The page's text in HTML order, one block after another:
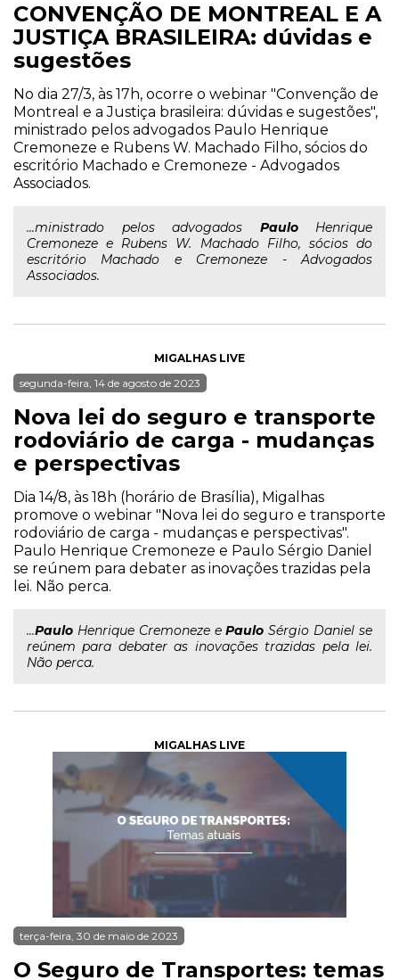
CONVENÇÃO DE MONTREAL E A
JUSTIÇA BRASILEIRA: dúvidas e
sugestões
No dia 27/3, às 17h, ocorre o webinar "Convenção de
Montreal e a Justiça brasileira: dúvidas e sugestões",
ministrado pelos advogados Paulo Henrique
Cremoneze e Rubens W. Machado Filho, sócios do
escritório Machado e Cremoneze - Advogados
Associados.
...ministrado pelos advogados PauloHenrique
Cremoneze e Rubens W. Machado Filho, sócios do
escritório Machado e Cremoneze - Advogados
Associados.
MIGALHAS LIVE
segunda-feira, 14 de agosto de 2023
Nova lei do seguro e transporte
rodoviário de carga - mudanças
e perspectivas
Dia 14/8, às 18h (horário de Brasília), Migalhas
promove o webinar "Nova lei do seguro e transporte
rodoviário de carga - mudanças e perspectivas".
Paulo Henrique Cremoneze e Paulo Sérgio Daniel
se reúnem para debater as inovações trazidas pela
lei. Não perca.
...Paulo Henrique Cremoneze ePaulo Sérgio Daniel se
reúnem para debater as inovações trazidas pela lei.
Não perca.
MIGALHAS LIVE
terça-feira, 30 de maio de 2023
O Seguro de Transportes: temas